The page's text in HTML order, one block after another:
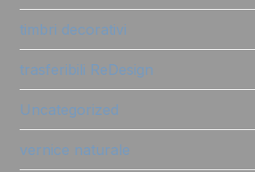
timbri decorativi
trasferibili ReDesign
Uncategorized
vernice naturale